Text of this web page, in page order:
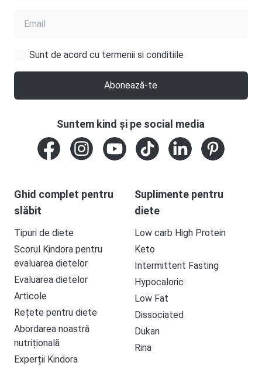
Sunt de acord cu termenii si conditiile
Abonează-te
Ghid complet pentru
slăbit
Tipuri de diete
Scorul Kindora pentru
evaluarea dietelor
Evaluarea dietelor
Articole
Rețete pentru diete
Abordarea noastră
nutrițională
Experții Kindora
Suplimente pentru
diete
Low carb High Protein
Keto
Intermittent Fasting
Hypocaloric
Low Fat
Dissociated
Dukan
Rina
Suntem kind și pe social media